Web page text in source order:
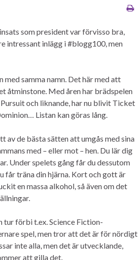
som president var förvisso bra,
intressant inlägg i #blogg100, men
samma namn. Det här med att
åtminstone. Med åren har brädspelen
och liknande, har nu blivit Ticket
Listan kan göras lång.
av de bästa sätten att umgås med sina
med – eller mot – hen. Du lär dig
Under spelets gång får du dessutom
får träna din hjärna. Kort och gott är
en massa alkohol, så även om det
förbi t.ex. Science Fiction-
spel, men tror att det är för nördigt
inte alla, men det är utvecklande,
att gilla det.